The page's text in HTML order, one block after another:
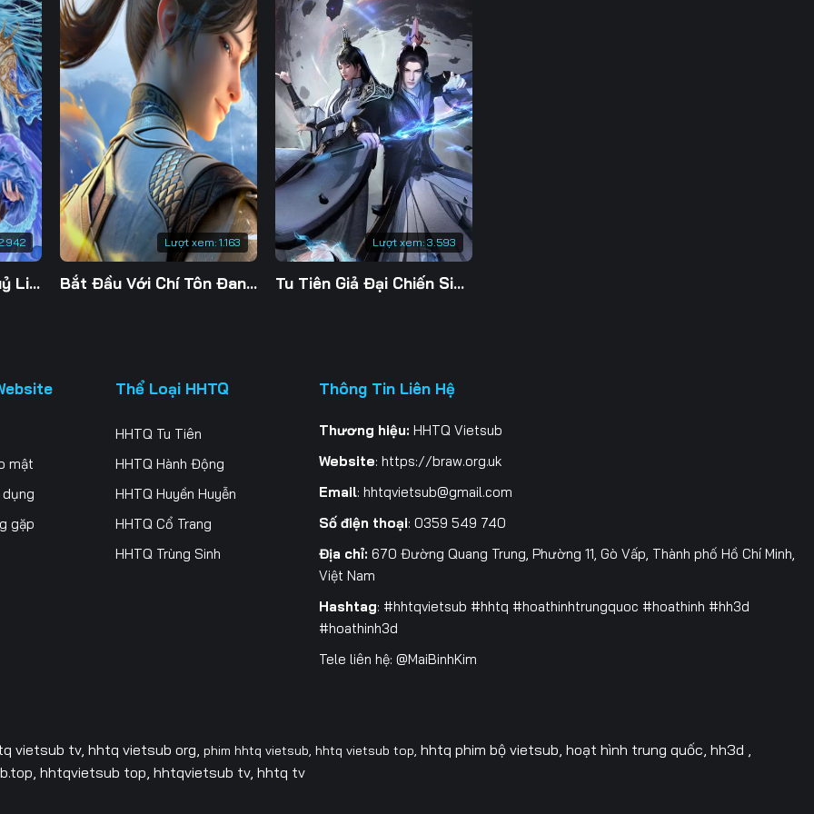
130 131 132 133
137 138 139 140
144 145 146 147
151 152 153 154
158 159 160 161
165 166 167 168
172 173 174 175
193 194 196
203
207 208 210
215 217
238
245
256 257 258 259
263 265
Đế Linh Yêu Mặc Thuỷ Linh Lung
Lượt xem: 1.163
Bắt Đầu Với Chí Tôn Đan Điền
Lượt xem: 3.593
Tu Tiên Giả Đại Chiến Siêu Năng Lực 3D
mật
gặp
Thể Loại HHTQ
HHTQ Tu Tiên
HHTQ Hành Động
HHTQ Huyền Huyễn
HHTQ Cổ Trang
HHTQ Trùng Sinh
Thông Tin Liên Hệ
Thương hiệu: HHTQ Vietsub
Website: https://braw.org.uk
Email: hhtqvietsub@gmail.com
Số điện thoại: 0359 549 740
Địa chỉ: 670 Đường Quang Trung, Phường 11, Gò Vấp, Thành phố Hồ Chí Minh,
Việt Nam
Hashtag: #hhtqvietsub #hhtq #hoathinhtrungquoc #hoathinh #hh3d
#hoathinh3d
Tele liên hệ: @MaiBinhKim
vietsub tv, hhtq vietsub org, phim hhtq vietsub, hhtq vietsub top, hhtq phim bộ vietsub, hoạt hình trung quốc, hh3d ,
hhtqvietsub top, hhtqvietsub tv, hhtq tv